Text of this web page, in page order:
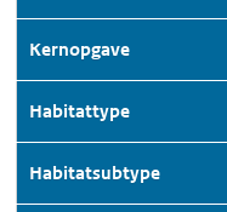
Kernopgave
Habitattype
Habitatsubtype